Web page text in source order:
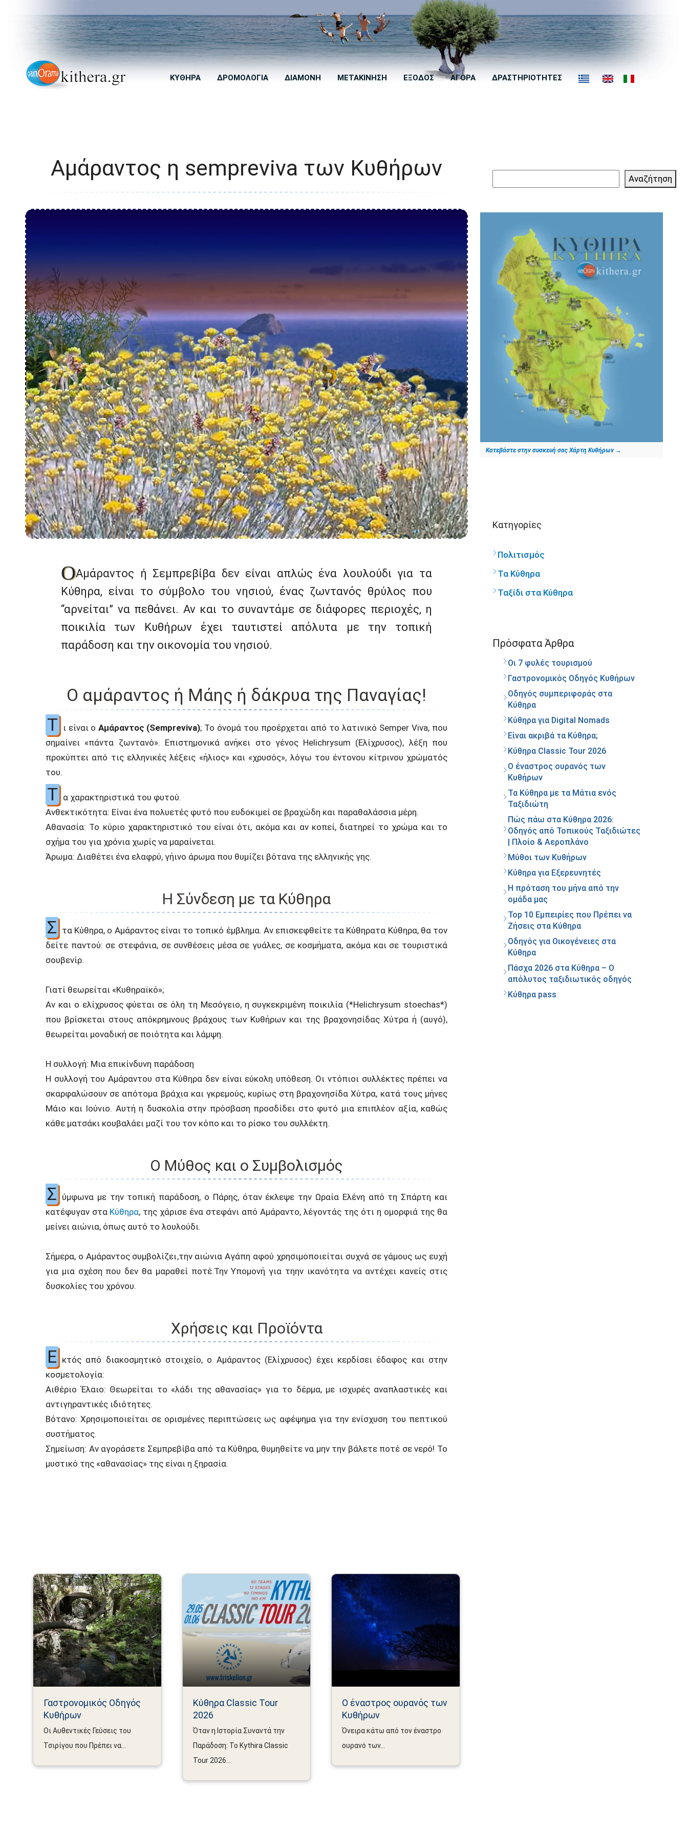
ΚΎΘΗΡΑ ΔΡΟΜΟΛΟΓΙΑ ΔΙΑΜΟΝΗ ΜΕΤΑΚΙΝΗΣΗ ΕΞΟΔΟΣ ΑΓΟΡΑ ΔΡΑΣΤΗΡΙΟΤΗΤΕΣ
Αμάραντος η sempreviva των Κυθήρων
ΟΑμάραντος ή Σεμπρεβίβα δεν είναι απλώς ένα λουλούδι για τα
Κύθηρα, είναι το σύμβολο του νησιού, ένας ζωντανός θρύλος που
“αρνείται” να πεθάνει. Αν και το συναντάμε σε διάφορες περιοχές, η
ποικιλία των Κυθήρων έχει ταυτιστεί απόλυτα με την τοπική
παράδοση και την οικονομία του νησιού.
Ο αμάραντος ή Μάης ή δάκρυα της Παναγίας!
Τ
ι είναι ο Αμάραντος (Sempreviva); Το όνομά του προέρχεται από το λατινικό Semper Viva, που
σημαίνει «πάντα ζωντανό». Επιστημονικά ανήκει στο γένος Helichrysum (Ελίχρυσος), λέξη που
προκύπτει από τις ελληνικές λέξεις «ήλιος» και «χρυσός», λόγω του έντονου κίτρινου χρώματός
του.
Τ α χαρακτηριστικά του φυτού.
Ανθεκτικότητα: Είναι ένα πολυετές φυτό που ευδοκιμεί σε βραχώδη και παραθαλάσσια μέρη.
Αθανασία: Το κύριο χαρακτηριστικό του είναι ότι, ακόμα και αν κοπεί, διατηρεί το χρώμα και το
σχήμα του για χρόνια χωρίς να μαραίνεται.
Άρωμα: Διαθέτει ένα ελαφρύ, γήινο άρωμα που θυμίζει βότανα της ελληνικής γης.
Η Σύνδεση με τα Κύθηρα
Σ τα Κύθηρα, ο Αμάραντος είναι το τοπικό έμβλημα. Αν επισκεφθείτε τα Κύθηρατα Κύθηρα, θα τον
δείτε παντού: σε στεφάνια, σε συνθέσεις μέσα σε γυάλες, σε κοσμήματα, ακόμα και σε τουριστικά
σουβενίρ.
Γιατί θεωρείται «Κυθηραϊκό»;
Αν και ο ελίχρυσος φύεται σε όλη τη Μεσόγειο, η συγκεκριμένη ποικιλία (*Helichrysum stoechas*)
που βρίσκεται στους απόκρημνους βράχους των Κυθήρων και της βραχονησίδας Χύτρα ή (αυγό),
θεωρείται μοναδική σε ποιότητα και λάμψη.
Η συλλογή: Μια επικίνδυνη παράδοση
Η συλλογή του Αμάραντου στα Κύθηρα δεν είναι εύκολη υπόθεση. Οι ντόπιοι συλλέκτες πρέπει να
σκαρφαλώσουν σε απότομα βράχια και γκρεμούς, κυρίως στη βραχονησίδα Χύτρα, κατά τους μήνες
Μάιο και Ιούνιο. Αυτή η δυσκολία στην πρόσβαση προσδίδει στο φυτό μια επιπλέον αξία, καθώς
κάθε ματσάκι κουβαλάει μαζί του τον κόπο και το ρίσκο του συλλέκτη.
Ο Μύθος και ο Συμβολισμός
Σ ύμφωνα με την τοπική παράδοση, ο Πάρης, όταν έκλεψε την Ωραία Ελένη από τη Σπάρτη και
κατέφυγαν στα Κύθηρα, της χάρισε ένα στεφάνι από Αμάραντο, λέγοντάς της ότι η ομορφιά της θα
μείνει αιώνια, όπως αυτό το λουλούδι.
Σήμερα, ο Αμάραντος συμβολίζει,την αιώνια Αγάπη αφού χρησιμοποιείται συχνά σε γάμους ως ευχή
για μια σχέση που δεν θα μαραθεί ποτέ.Την Υπομονή για τηην ικανότητα να αντέχει κανείς στις
δυσκολίες του χρόνου.
Χρήσεις και Προϊόντα
Ε κτός από διακοσμητικό στοιχείο, ο Αμάραντος (Ελίχρυσος) έχει κερδίσει έδαφος και στην
κοσμετολογία:
Αιθέριο Έλαιο: Θεωρείται το «λάδι της αθανασίας» για το δέρμα, με ισχυρές αναπλαστικές και
αντιγηραντικές ιδιότητες.
Βότανο: Χρησιμοποιείται σε ορισμένες περιπτώσεις ως αφέψημα για την ενίσχυση του πεπτικού
συστήματος.
Σημείωση: Αν αγοράσετε Σεμπρεβίβα από τα Κύθηρα, θυμηθείτε να μην την βάλετε ποτέ σε νερό! Το
μυστικό της «αθανασίας» της είναι η ξηρασία.
Γαστρονομικός Οδηγός
Κυθήρων
Οι Αυθεντικές Γεύσεις του
Τσιρίγου που Πρέπει να...
Κύθηρα Classic Tour
2026
Όταν η Ιστορία Συναντά την
Παράδοση: Το Kythira Classic
Tour 2026...
Ο έναστρος ουρανός των
Κυθήρων
Όνειρα κάτω από τον έναστρο
ουρανό των...
Αναζήτηση
Κατεβάστε στην συσκευή σας Χάρτη Κυθήρων →
Kατηγορίες
Πολιτισμός
Τα Κύθηρα
Ταξίδι στα Κύθηρα
Πρόσφατα Άρθρα
Οι 7 φυλές τουρισμού
Γαστρονομικός Οδηγός Κυθήρων
Οδηγός συμπεριφοράς στα
Κύθηρα
Κύθηρα για Digital Nomads
Είναι ακριβά τα Κύθηρα;
Κύθηρα Classic Tour 2026
Ο έναστρος ουρανός των
Κυθήρων
Τα Κύθηρα με τα Μάτια ενός
Ταξιδιώτη
Πώς πάω στα Κύθηρα 2026:
Οδηγός από Τοπικούς Ταξιδιώτες
| Πλοίο & Αεροπλάνο
Μύθοι των Κυθήρων
Κύθηρα για Εξερευνητές
Η πρόταση του μήνα από την
ομάδα μας
Top 10 Εμπειρίες που Πρέπει να
Ζήσεις στα Κύθηρα
Οδηγός για Οικογένειες στα
Κύθηρα
Πάσχα 2026 στα Κύθηρα – Ο
απόλυτος ταξιδιωτικός οδηγός
Κύθηρα pass